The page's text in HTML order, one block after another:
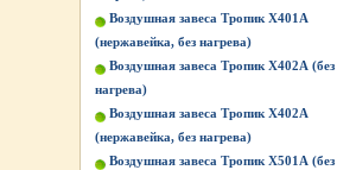
Воздушная завеса Тропик X401А
(нержавейка, без нагрева)
Воздушная завеса Тропик X402А (без
нагрева)
Воздушная завеса Тропик X402А
(нержавейка, без нагрева)
Воздушная завеса Тропик X501А (без